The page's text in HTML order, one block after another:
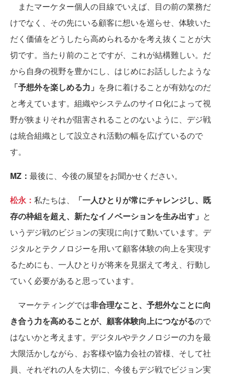
またマーケター個人の目線でいえば、目の前の業務だ
けでなく、その先にいる顧客に想いを巡らせ、体験いた
だく価値をどうしたら高められるかを考え抜くことが大
切です。当たり前のことですが、これが結構難しい。だ
から自身の視野を豊かにし、はじめにお話ししたような
「予想外を楽しめる力」 を身に着けることが有効なのだ
と考えています。組織やシステムのサイロ化によって視
野が狭まりそれが阻害されることのないように、デジ戦
は統合組織として設立され活動の幅を広げているので
す。
MZ： 最後に、今後の展望をお聞かせください。
松永： 私たちは、
「一人ひとりが常にチャレンジし、既
存の枠組を超え、新たなイノベーションを生み出す」 と
いうデジ戦のビジョンの実現に向けて動いています。デ
ジタルとテクノロジーを用いて顧客体験の向上を実現す
るためにも、一人ひとりが将来を見据えて考え、行動し
ていく必要があると思っています。
マーケティングでは非合理なこと、予想外なことに向
き合う力を高めることが、顧客体験向上につながるので
はないかと考えます。デジタルやテクノロジーの力を最
大限活かしながら、お客様や協力会社の皆様、そして社
員、それぞれの人を大切に、今後もデジ戦でビジョン実